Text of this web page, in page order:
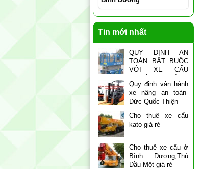
Tin mới nhất
QUY ĐỊNH AN
TOÀN BẮT BUỘC
VỚI XE CẨU
NGƯỜI LÀM VIỆC TRÊN
CAO
Quy định vận hành
xe nâng an toàn-
Đức Quốc Thiện
Cho thuê xe cẩu
kato giá rẻ
Cho thuê xe cẩu ở
Bình Dương,Thủ
Dầu Một giá rẻ